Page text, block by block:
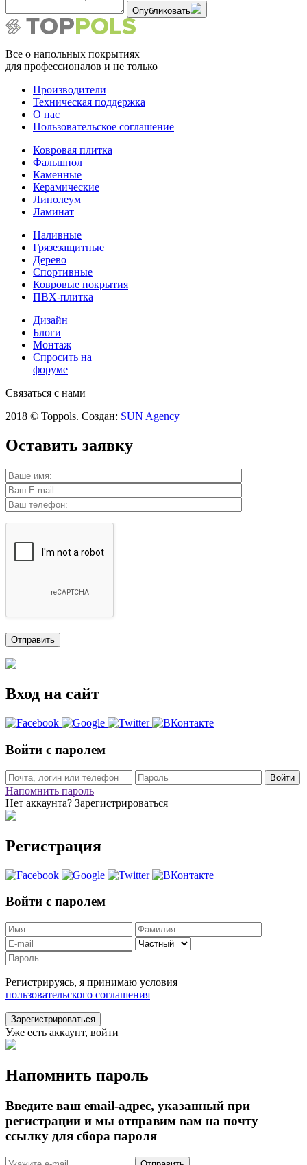
Опубликовать
Все о напольных покрытиях
для профессионалов и не только
Производители
Техническая поддержка
О нас
Пользовательское соглашение
Ковровая плитка
Фальшпол
Каменные
Керамические
Линолеум
Ламинат
Наливные
Грязезащитные
Дерево
Спортивные
Ковровые покрытия
ПВХ-плитка
Дизайн
Блоги
Монтаж
Спросить на
форуме
Связаться с нами
2018 © Toppols. Создан: SUN Agency
Оставить заявку
Вход на сайт
Войти с паролем
Войти
Напомнить пароль
Нет аккаунта? Зарегистрироваться
Регистрация
Войти с паролем
Регистрируясь, я принимаю условия
пользовательского соглашения
Зарегистрироваться
Уже есть аккаунт, войти
Напомнить пароль
Введите ваш email-адрес, указанный при
регистрации и мы отправим вам на почту
ссылку для сбора пароля